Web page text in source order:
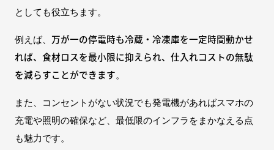
としても役立ちます。
例えば、 万が一の停電時も冷蔵・冷凍庫を一定時間動かせ
れば、食材ロスを最小限に抑えられ、仕入れコストの無駄
を減らすことができます。
また、コンセントがない状況でも発電機があればスマホの
充電や照明の確保など、最低限のインフラをまかなえる点
も魅力です。